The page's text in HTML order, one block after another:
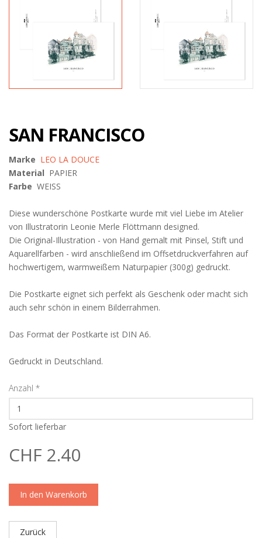
SAN FRANCISCO
Marke LEO LA DOUCE
Material PAPIER
Farbe WEISS
Diese wunderschöne Postkarte wurde mit viel Liebe im Atelier
von Illustratorin Leonie Merle Flöttmann designed.
Die Original-Illustration - von Hand gemalt mit Pinsel, Stift und
Aquarellfarben - wird anschließend im Offsetdruckverfahren auf
hochwertigem, warmweißem Naturpapier (300g) gedruckt.
Die Postkarte eignet sich perfekt als Geschenk oder macht sich
auch sehr schön in einem Bilderrahmen.
Das Format der Postkarte ist DIN A6.
Gedruckt in Deutschland.
Anzahl *
Sofort lieferbar
CHF 2.40
In den Warenkorb
Zurück